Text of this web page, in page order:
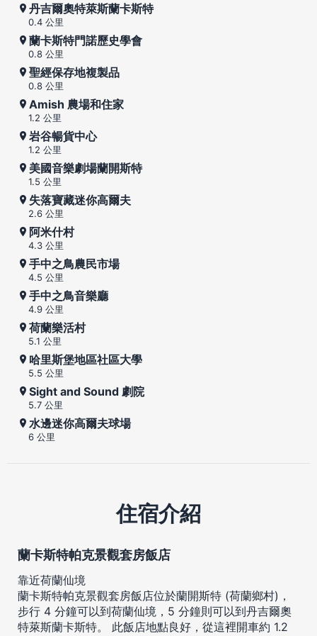
丹吉爾奧特萊斯蘭卡斯特
0.4 公里
蘭卡斯特門諾歷史學會
0.8 公里
聖經保存地複製品
0.8 公里
Amish 農場和住家
1.2 公里
岩谷暢貨中心
1.2 公里
美國音樂劇場蘭開斯特
1.5 公里
失落寶藏迷你高爾夫
2.6 公里
阿米什村
4.3 公里
手中之鳥農民市場
4.5 公里
手中之鳥音樂廳
4.9 公里
荷蘭樂活村
5.1 公里
哈里斯堡地區社區大學
5.5 公里
Sight and Sound 劇院
5.7 公里
水邊迷你高爾夫球場
6 公里
住宿介紹
蘭卡斯特帕克景觀套房飯店
靠近荷蘭仙境
蘭卡斯特帕克景觀套房飯店位於蘭開斯特 (荷蘭鄉村)，
步行 4 分鐘可以到荷蘭仙境，5 分鐘則可以到丹吉爾奧
特萊斯蘭卡斯特。 此飯店地點良好，從這裡開車約 1.2